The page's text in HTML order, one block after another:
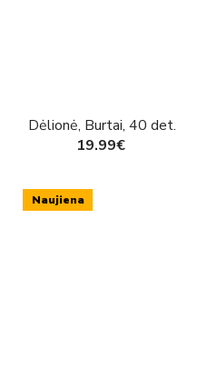
Dėlionė, Burtai, 40 det.
19.99€
Naujiena